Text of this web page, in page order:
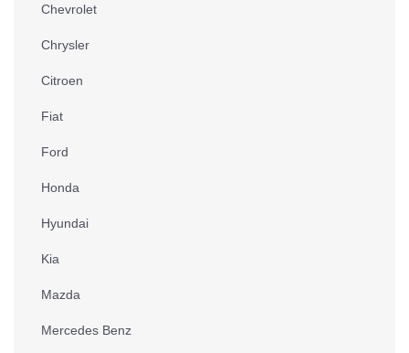
Chevrolet
Chrysler
Citroen
Fiat
Ford
Honda
Hyundai
Kia
Mazda
Mercedes Benz